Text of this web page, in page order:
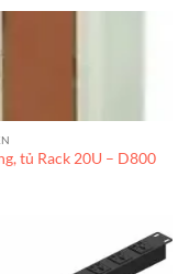
tủ Rack 20U – D800